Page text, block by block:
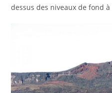
dessus des niveaux de fond